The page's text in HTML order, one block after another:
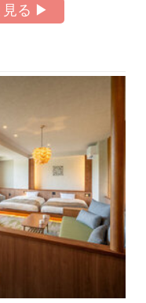
見る ▶